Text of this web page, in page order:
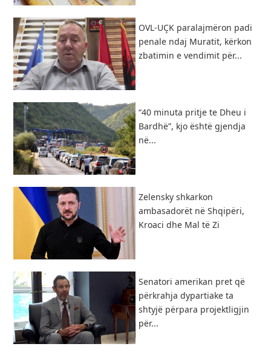
OVL-UÇK paralajmëron padi
penale ndaj Muratit, kërkon
zbatimin e vendimit për...
“40 minuta pritje te Dheu i
Bardhë”, kjo është gjendja
në...
Zelensky shkarkon
ambasadorët në Shqipëri,
Kroaci dhe Mal të Zi
Senatori amerikan pret që
përkrahja dypartiake ta
shtyjë përpara projektligjin
për...